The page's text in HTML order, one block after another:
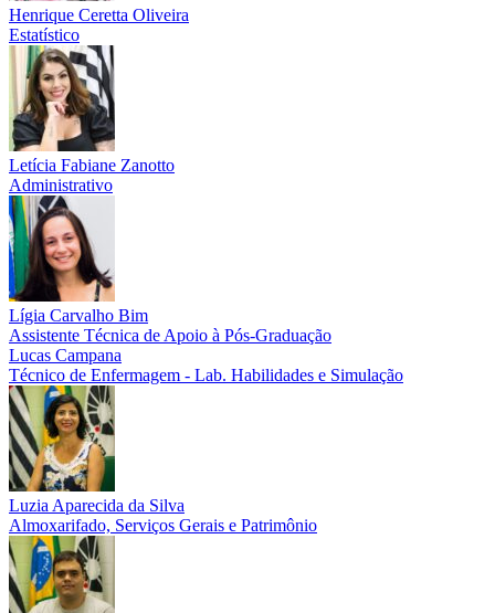
Henrique Ceretta Oliveira
Estatístico
Letícia Fabiane Zanotto
Administrativo
Lígia Carvalho Bim
Assistente Técnica de Apoio à Pós-Graduação
Lucas Campana
Técnico de Enfermagem - Lab. Habilidades e Simulação
Luzia Aparecida da Silva
Almoxarifado, Serviços Gerais e Patrimônio